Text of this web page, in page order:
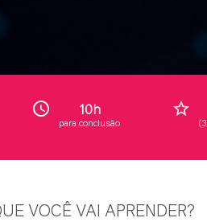
access_time 10h
para conclusão
star_border
VOCÊ VAI APRENDER?